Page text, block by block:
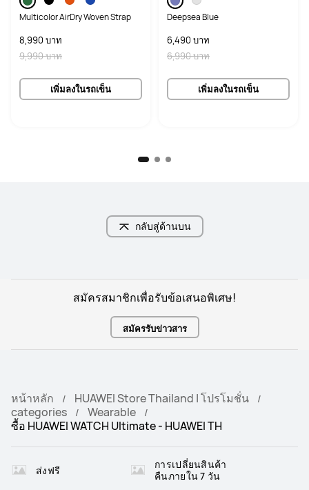
Multicolor AirDry Woven Strap
8,990 บาท
9,990 บาท
เพิ่มลงในรถเข็น
Deepsea Blue
6,490 บาท
6,990 บาท
เพิ่มลงในรถเข็น
กลับสู่ด้านบน
สมัครสมาชิกเพื่อรับข้อเสนอพิเศษ!
สมัครรับข่าวสาร
หน้าหลัก
HUAWEI Store Thailand | โปรโมชั่น
categories
Wearable
ซื้อ HUAWEI WATCH Ultimate - HUAWEI TH
ส่งฟรี
การเปลี่ยนสินค้า
คืนภายใน 7 วัน